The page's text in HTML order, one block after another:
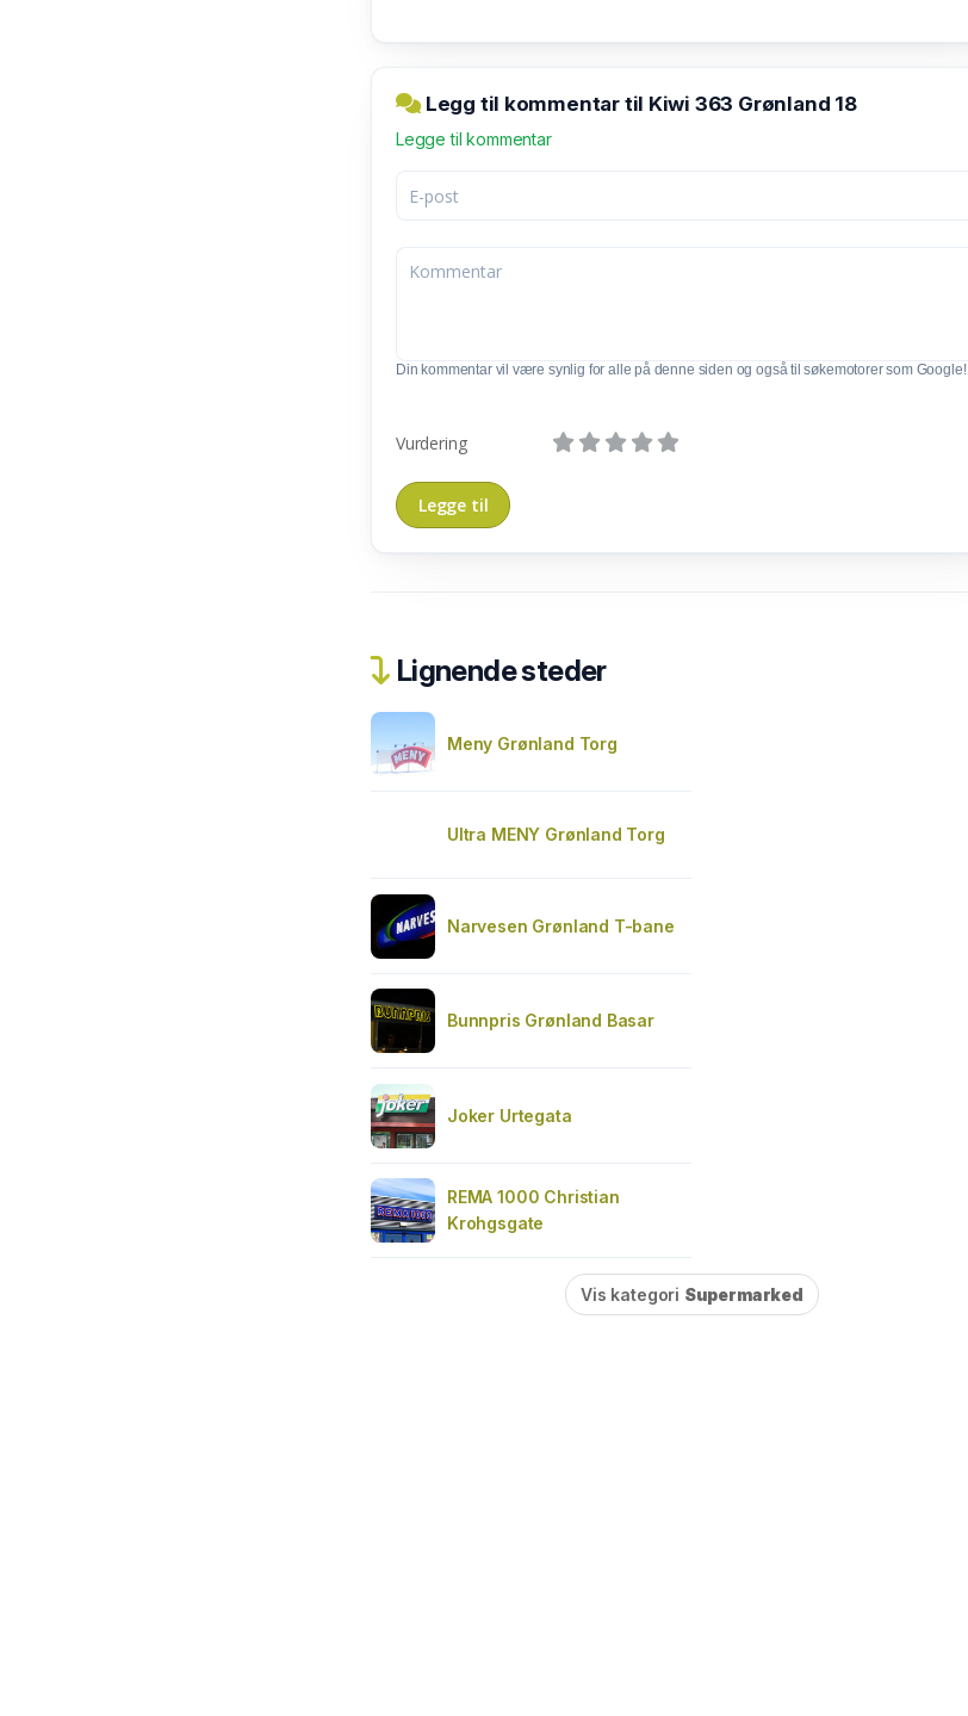
Legg til kommentar til Kiwi 363 Grønland 18
Legge til kommentar
Din kommentar vil være synlig for alle på denne siden og også til søkemotorer som Google!
Vurdering
Lignende steder
Meny Grønland Torg
Ultra MENY Grønland Torg
Narvesen Grønland T-bane
Bunnpris Grønland Basar
Joker Urtegata
REMA 1000 Christian
Krohgsgate
Vis kategori Supermarked